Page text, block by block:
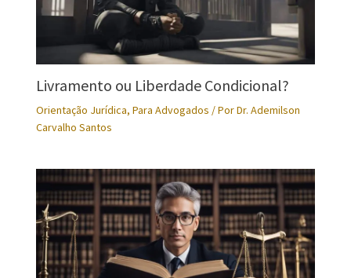
Livramento ou Liberdade Condicional?
Orientação Jurídica, Para Advogados / PorDr. Ademilson
Carvalho Santos